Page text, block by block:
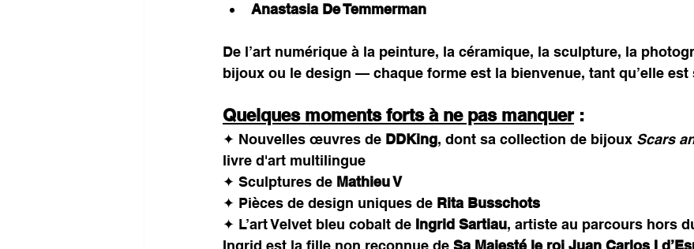
Anastasia De Temmerman
De l’art numérique à la peinture, la céramique, la sculpture, la
bijoux ou le design — chaque forme est la bienvenue, tant qu’elle est
Quelques moments forts à ne pas manquer :
✦ Nouvelles œuvres de DDKing, dont sa collection de bijoux Scars
livre d'art multilingue
✦ Sculptures de Mathieu V
✦ Pièces de design uniques de Rita Busschots
✦ L’art Velvet bleu cobalt de Ingrid Sartiau, artiste au parcours hors
Ingrid est la fille non reconnue de Sa Majesté le roi Juan Carlos I